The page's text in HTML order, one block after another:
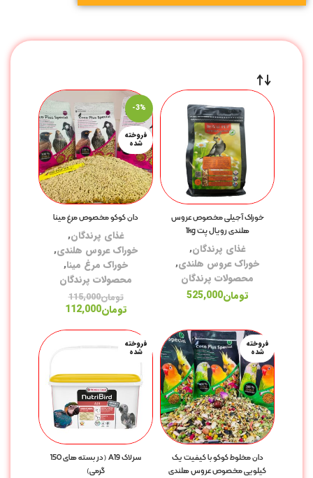
خوراک آجیلی مخصوص عروس
هلندی رویال پت 1kg
غذای پرندگان,
خوراک عروس هلندی,
محصولات پرندگان
تومان525,000
-3%
فروخته
شده
دان‌ کوکو مخصوص مرغ مینا
غذای پرندگان,
خوراک عروس هلندی,
خوراک مرغ مینا,
محصولات پرندگان
تومان115,000
تومان112,000
فروخته
شده
دان مخلوط کوکو با کیفیت یک
کیلویی مخصوص عروس هلندی
فروخته
شده
سرلاک A19 (در بسته های 150
گرمی)